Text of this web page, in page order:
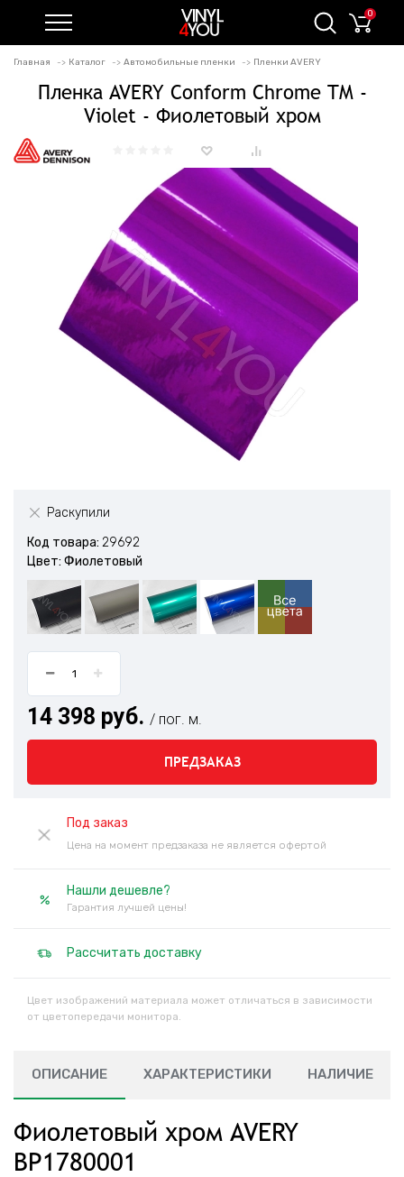
0
Главная Каталог Автомобильные пленки Пленки AVERY
Пленка AVERY Conform Chrome TM -
Violet - Фиолетовый хром
Раскупили
Код товара: 29692
Цвет: Фиолетовый
14 398 руб. / пог. м.
ПРЕДЗАКАЗ
Под заказ
Цена на момент предзаказа не является офертой
Нашли дешевле?
Гарантия лучшей цены!
Рассчитать доставку
Цвет изображений материала может отличаться в зависимости
от цветопередачи монитора.
ОПИСАНИЕ ХАРАКТЕРИСТИКИ НАЛИЧИЕ
Фиолетовый хром AVERY
BP1780001